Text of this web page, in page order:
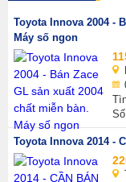
Toyota Innova 2004 -
Máy số ngon
Toyota Innova 2014 -